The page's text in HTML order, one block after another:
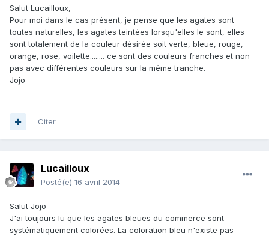
Salut Lucailloux,
Pour moi dans le cas présent, je pense que les agates sont
toutes naturelles, les agates teintées lorsqu'elles le sont, elles
sont totalement de la couleur désirée soit verte, bleue, rouge,
orange, rose, voilette........ ce sont des couleurs franches et non
pas avec différentes couleurs sur la même tranche.
Jojo
Citer
Lucailloux
Posté(e) 16 avril 2014
Salut Jojo
J'ai toujours lu que les agates bleues du commerce sont
systématiquement colorées. La coloration bleu n'existe pas